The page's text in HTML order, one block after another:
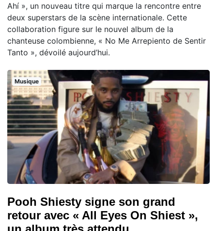
Ahí », un nouveau titre qui marque la rencontre entre
deux superstars de la scène internationale. Cette
collaboration figure sur le nouvel album de la
chanteuse colombienne, « No Me Arrepiento de Sentir
Tanto », dévoilé aujourd’hui.
Musique
Pooh Shiesty signe son grand
retour avec « All Eyes On Shiest »,